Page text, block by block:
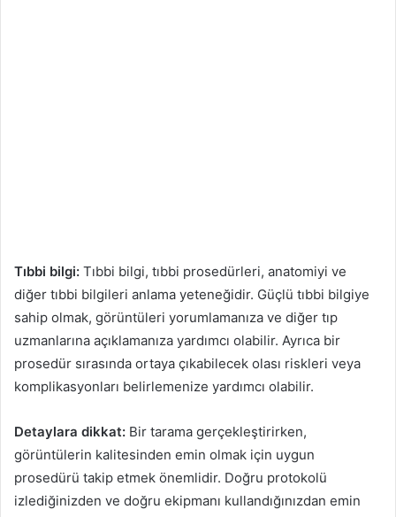
Tıbbi bilgi: Tıbbi bilgi, tıbbi prosedürleri, anatomiyi ve
diğer tıbbi bilgileri anlama yeteneğidir. Güçlü tıbbi bilgiye
sahip olmak, görüntüleri yorumlamanıza ve diğer tıp
uzmanlarına açıklamanıza yardımcı olabilir. Ayrıca bir
prosedür sırasında ortaya çıkabilecek olası riskleri veya
komplikasyonları belirlemenize yardımcı olabilir.
Detaylara dikkat: Bir tarama gerçekleştirirken,
görüntülerin kalitesinden emin olmak için uygun
prosedürü takip etmek önemlidir. Doğru protokolü
izlediğinizden ve doğru ekipmanı kullandığınızdan emin